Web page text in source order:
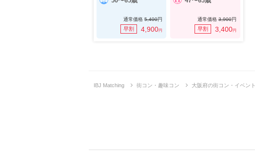
通常価格5,400円
早割 4,900円
通常価格3,900円
早割 3,400円
IBJ Matching 街コン・趣味コン 大阪府の街コン・イベント